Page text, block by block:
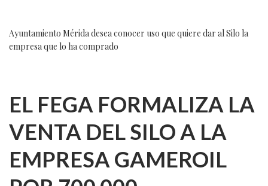
Ayuntamiento Mérida desea conocer uso que quiere dar al Silo la
empresa que lo ha comprado
EL FEGA FORMALIZA LA
VENTA DEL SILO A LA
EMPRESA GAMEROIL